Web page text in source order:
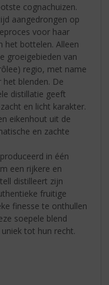
cognachuizen.
aangedrongen op
voor haar
het bottelen. Alleen
groeigebieden van
regio, met name
blenden. De
distillatie geeft
en licht karakter.
eikenhout uit de
en zachte
in één
een rijkere en
distilleert zijn
fruitige
finesse te onthullen
soepele blend
tot hun recht.